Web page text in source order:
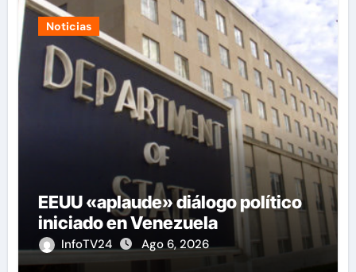
Noticias
EEUU «aplaude» diálogo político
iniciado en Venezuela
InfoTV24 Ago 6, 2026